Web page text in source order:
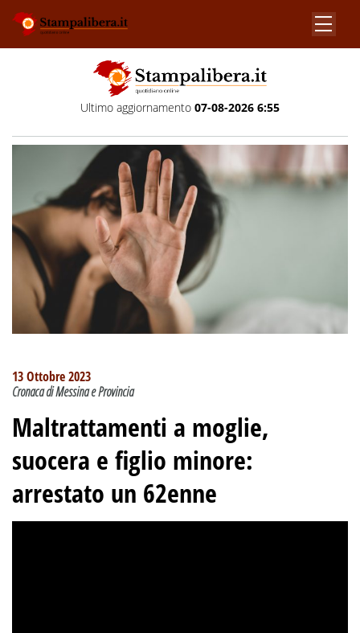
Ultimo aggiornamento 07-08-2026 6:55
13 Ottobre 2023
Cronaca di Messina e Provincia
Maltrattamenti a moglie,
suocera e figlio minore:
arrestato un 62enne